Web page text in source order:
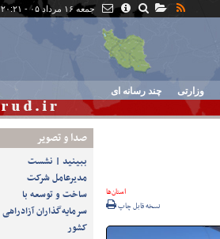
جمعه ۱۶ مرداد ۰۵ - ۲۰:۲۱
وزارتی چند رسانه ای
صدا و تصوير
ببینید | نشست
مدیرعامل شرکت
ساخت و توسعه با
سرمایه‌گذاران آزادراهی
کشور
استان‌ها
نسخه قابل چاپ